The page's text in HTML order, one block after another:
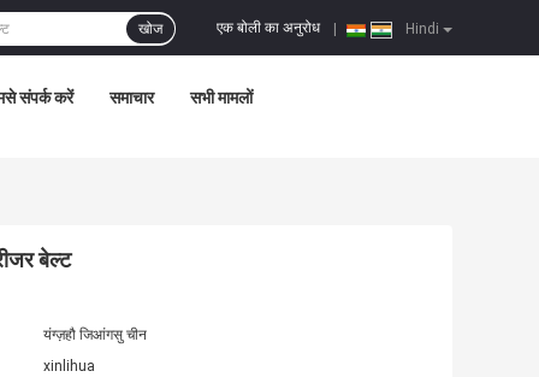
Hindi
एक बोली का अनुरोध
खोज
संपर्क करें समाचार सभी मामलों
बेल्ट
यंग्ज़हौ जिआंगसु चीन
xinlihua